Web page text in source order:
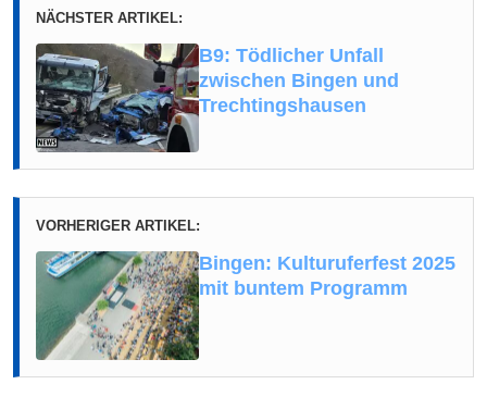
NÄCHSTER ARTIKEL:
B9: Tödlicher Unfall
zwischen Bingen und
Trechtingshausen
VORHERIGER ARTIKEL:
Bingen: Kulturuferfest 2025
mit buntem Programm